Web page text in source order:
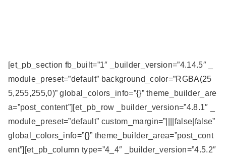
[et_pb_section fb_built=”1″ _builder_version=”4.14.5″ _
module_preset=”default” background_color=”RGBA(25
5,255,255,0)” global_colors_info=”{}” theme_builder_are
a=”post_content”][et_pb_row _builder_version=”4.8.1″ _
module_preset=”default” custom_margin=”||||false|false”
global_colors_info=”{}” theme_builder_area=”post_cont
ent”][et_pb_column type=”4_4″ _builder_version=”4.5.2″